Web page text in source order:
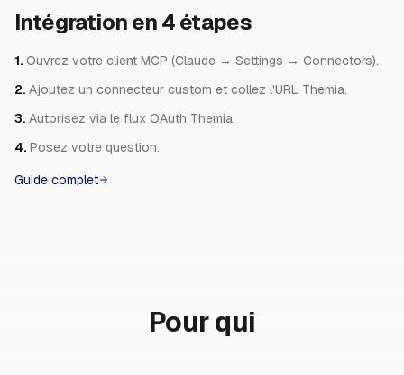
Intégration en 4 étapes
1. Ouvrez votre client MCP (Claude → Settings → Connectors).
2. Ajoutez un connecteur custom et collez l'URL Themia.
3. Autorisez via le flux OAuth Themia.
4. Posez votre question.
Guide complet
Pour qui